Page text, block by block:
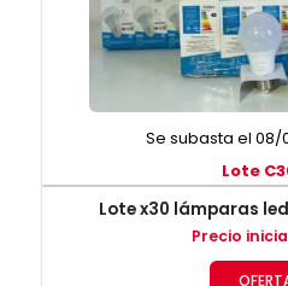
Se subasta el 08/
Lote
Lote x30 lámparas
Precio